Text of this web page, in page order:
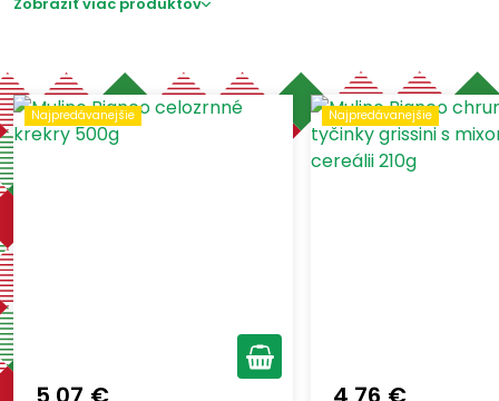
Najpredávanejšie Najpredávanejšie